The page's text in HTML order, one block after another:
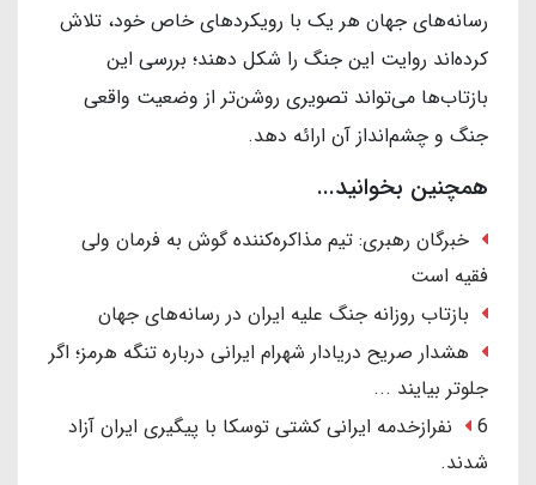
رسانه‌های جهان هر یک با رویکردهای خاص خود، تلاش
کرده‌اند روایت این جنگ را شکل دهند؛ بررسی این
بازتاب‌ها می‌تواند تصویری روشن‌تر از وضعیت واقعی
جنگ و چشم‌انداز آن ارائه دهد.
همچنین بخوانید...
خبرگان رهبری: تیم مذاکره‌کننده گوش به فرمان ولی
فقیه است
بازتاب روزانه جنگ علیه ایران در رسانه‌های جهان
هشدار صریح دریادار شهرام ایرانی درباره تنگه هرمز؛ اگر
جلوتر بیایند ...
6 نفرازخدمه ایرانی کشتی توسکا با پیگیری ایران آزاد
شدند.